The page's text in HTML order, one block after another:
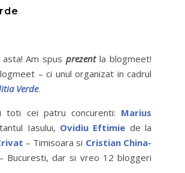
Am spusprezentla blogmeet!
– ci unul organizat in cadrul
Verde.
toti cei patru concurenti: Marius
Iasului, Ovidiu Eftimie de la
– Timisoara si Cristian China-
Bucuresti, dar si vreo 12 bloggeri